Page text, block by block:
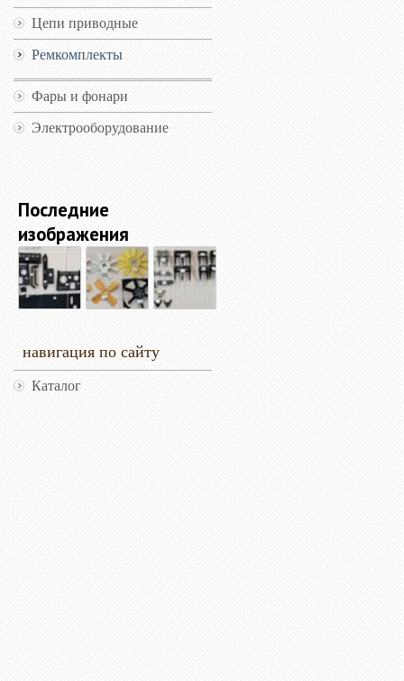
Цепи приводные
Ремкомплекты
Фары и фонари
Электрооборудование
Последние
изображения
навигация по сайту
Каталог